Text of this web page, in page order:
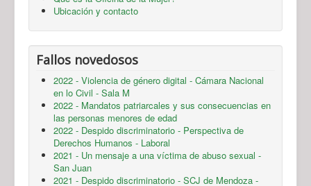
Ubicación y contacto
Fallos novedosos
2022 - Violencia de género digital - Cámara Nacional
en lo Civil - Sala M
2022 - Mandatos patriarcales y sus consecuencias en
las personas menores de edad
2022 - Despido discriminatorio - Perspectiva de
Derechos Humanos - Laboral
2021 - Un mensaje a una víctima de abuso sexual -
San Juan
2021 - Despido discriminatorio - SCJ de Mendoza -